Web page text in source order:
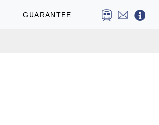
GUARANTEE